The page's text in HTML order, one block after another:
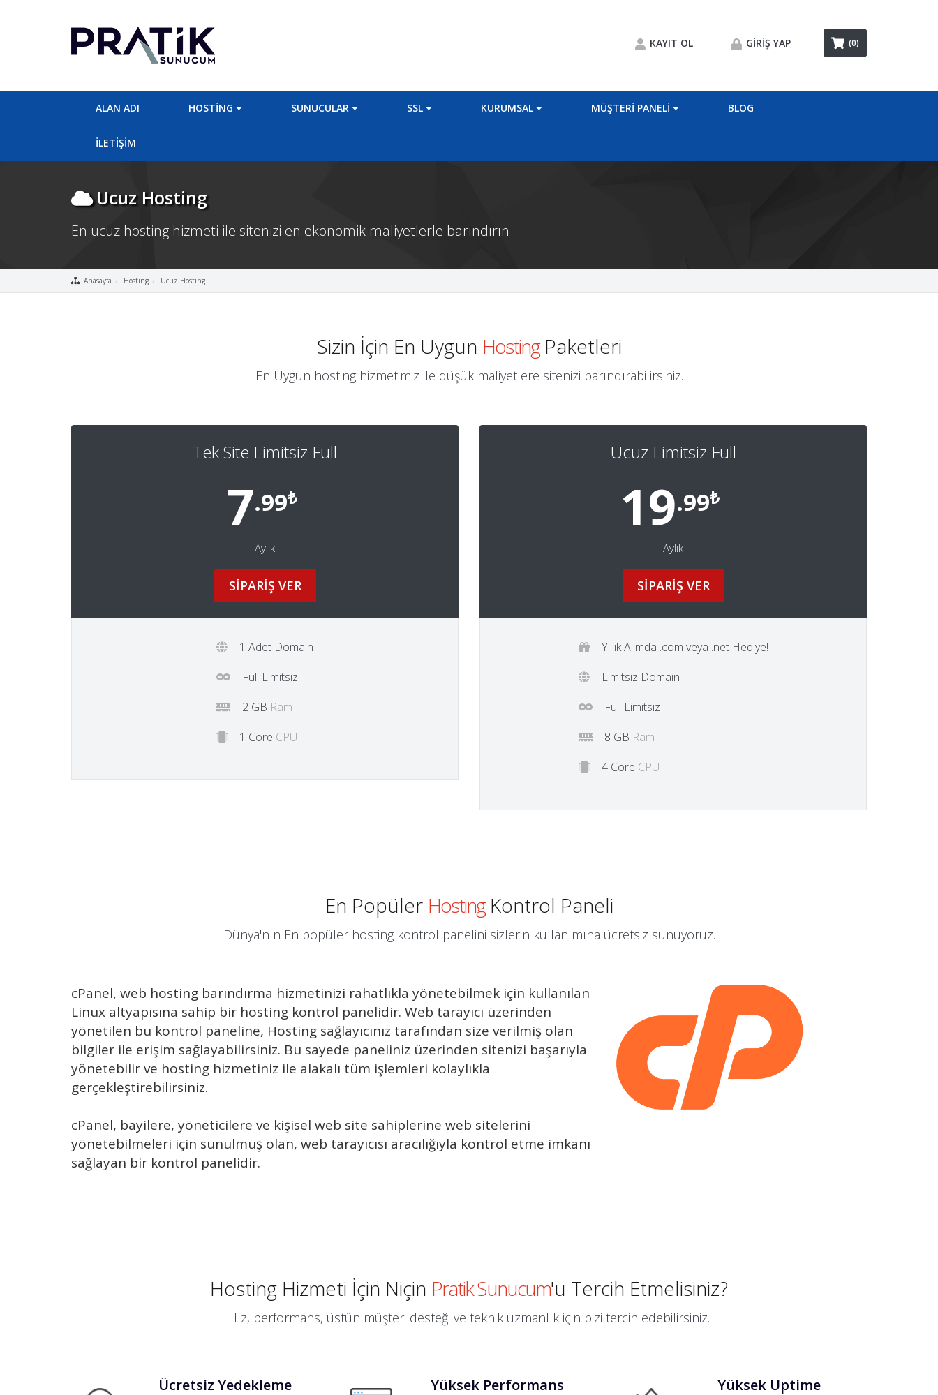
KAYIT OL GIRIŞ YAP (0)
ALAN ADI HOSTING SUNUCULAR SSL KURUMSAL MÜŞTERI PANELI BLOG
İLETİŞİM
Ucuz Hosting
En ucuz hosting hizmeti ile sitenizi en ekonomik maliyetlerle barındırın
Anasayfa Hosting Ucuz Hosting
Sizin İçin En Uygun HostingPaketleri
En Uygun hosting hizmetimiz ile düşük maliyetlere sitenizi barındırabilirsiniz.
Tek Site Limitsiz Full
7.99₺
Aylık
SİPARİŞ VER
1 Adet Domain
Full Limitsiz
2 GB Ram
1 Core CPU
Ucuz Limitsiz Full
19.99₺
Aylık
SİPARİŞ VER
Yıllık Alımda .com veya .net Hediye!
Limitsiz Domain
Full Limitsiz
8 GB Ram
4 Core CPU
En Popüler HostingKontrol Paneli
Dünya'nın En popüler hosting kontrol panelini sizlerin kullanımına ücretsiz sunuyoruz.
cPanel, web hosting barındırma hizmetinizi rahatlıkla yönetebilmek için kullanılan
Linux altyapısına sahip bir hosting kontrol panelidir. Web tarayıcı üzerinden
yönetilen bu kontrol paneline, Hosting sağlayıcınız tarafından size verilmiş olan
bilgiler ile erişim sağlayabilirsiniz. Bu sayede paneliniz üzerinden sitenizi başarıyla
yönetebilir ve hosting hizmetiniz ile alakalı tüm işlemleri kolaylıkla
gerçekleştirebilirsiniz.
cPanel, bayilere, yöneticilere ve kişisel web site sahiplerine web sitelerini
yönetebilmeleri için sunulmuş olan, web tarayıcısı aracılığıyla kontrol etme imkanı
sağlayan bir kontrol panelidir.
Hosting Hizmeti İçin Niçin Pratik Sunucum'u Tercih Etmelisiniz?
Hız, performans, üstün müşteri desteği ve teknik uzmanlık için bizi tercih edebilirsiniz.
Ücretsiz Yedekleme Yüksek Performans Yüksek Uptime